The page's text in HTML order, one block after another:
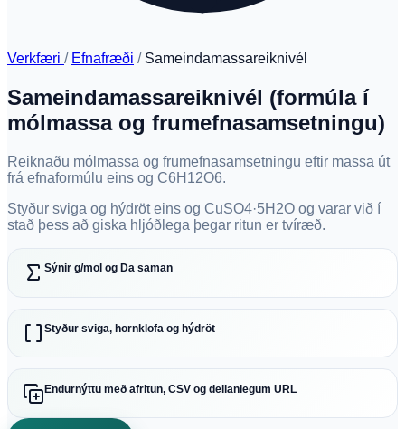
Verkfæri / Efnafræði / Sameindamassareiknivél
Sameindamassareiknivél (formúla í
mólmassa og frumefnasamsetningu)
Reiknaðu mólmassa og frumefnasamsetningu eftir massa út
frá efnaformúlu eins og C6H12O6.
Styður sviga og hýdröt eins og CuSO4·5H2O og varar við í
stað þess að giska hljóðlega þegar ritun er tvíræð.
Sýnir g/mol og Da saman
Styður sviga, hornklofa og hýdröt
Endurnýttu með afritun, CSV og deilanlegum URL